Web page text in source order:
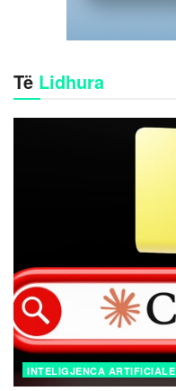
Të Lidhura
INTELIGJENCA ARTIFICIALE